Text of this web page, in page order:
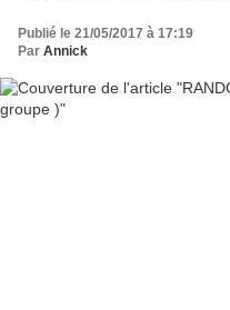
Publié le 21/05/2017 à 17:19
Par Annick